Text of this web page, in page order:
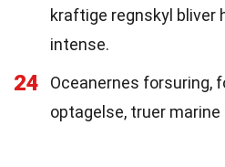
kraftige regnskyl bliver
intense.
24
Oceanernes forsuring,
optagelse, truer